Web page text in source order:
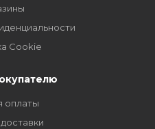
Cookie
оплаты